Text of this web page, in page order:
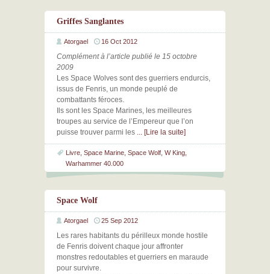
Griffes Sanglantes
Atorgael 16 Oct 2012
Complément à l’article publié le 15 octobre
2009
Les Space Wolves sont des guerriers endurcis,
issus de Fenris, un monde peuplé de
combattants féroces.
Ils sont les Space Marines, les meilleures
troupes au service de l’Empereur que l’on
puisse trouver parmi les ... [Lire la suite]
Livre Space Marine Space Wolf W King
Warhammer 40.000
Space Wolf
Atorgael 25 Sep 2012
Les rares habitants du périlleux monde hostile
de Fenris doivent chaque jour affronter
monstres redoutables et guerriers en maraude
pour survivre.